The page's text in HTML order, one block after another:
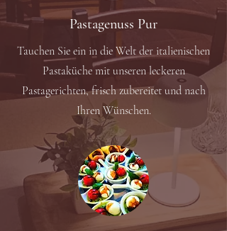
Pastagenuss Pur
Tauchen Sie ein in die Welt der italienischen
Pastaküche mit unseren leckeren
Pastagerichten, frisch zubereitet und nach
Ihren Wünschen.